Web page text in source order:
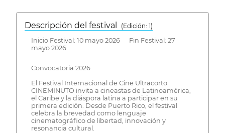
Descripción del festival
( Edición: 1)
Inicio Festival: 10 mayo 2026 Fin Festival: 27
mayo 2026
Convocatoria 2026
El Festival Internacional de Cine Ultracorto
CINEMINUTO invita a cineastas de Latinoamérica,
el Caribe y la diáspora latina a participar en su
primera edición. Desde Puerto Rico, el festival
celebra la brevedad como lenguaje
cinematográfico de libertad, innovación y
resonancia cultural.